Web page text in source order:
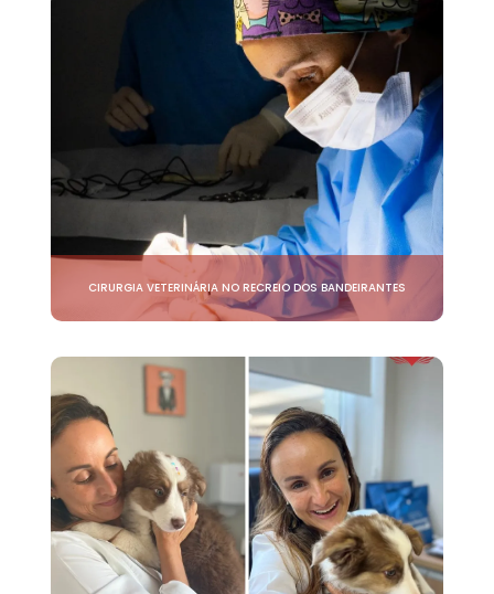
CIRURGIA VETERINÁRIA NO RECREIO DOS BANDEIRANTES